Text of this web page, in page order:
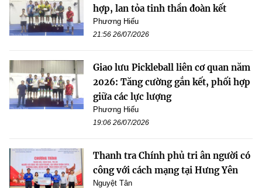
hợp, lan tỏa tinh thần đoàn kết
Phương Hiếu
21:56 26/07/2026
Giao lưu Pickleball liên cơ quan năm
2026: Tăng cường gắn kết, phối hợp
giữa các lực lượng
Phương Hiếu
19:06 26/07/2026
Thanh tra Chính phủ tri ân người có
công với cách mạng tại Hưng Yên
Nguyệt Tân